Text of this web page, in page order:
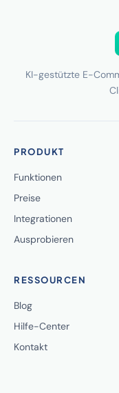
KI-gestützte E-
PRODUKT
Funktionen
Preise
Integrationen
Ausprobieren
RESSOURCEN
Blog
Hilfe-Center
Kontakt